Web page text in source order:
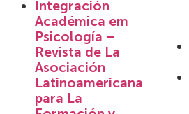
Integración
Académica em
Psicología –
Revista de La
Asociación
Latinoamericana
para La